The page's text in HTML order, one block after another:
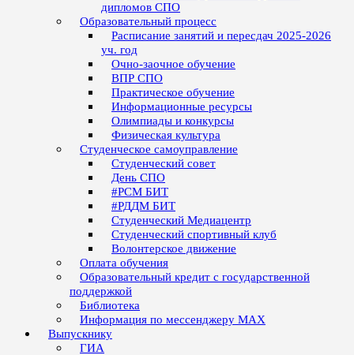
дипломов СПО
Образовательный процесс
Расписание занятий и пересдач 2025-2026
уч. год
Очно-заочное обучение
ВПР СПО
Практическое обучение
Информационные ресурсы
Олимпиады и конкурсы
Физическая культура
Студенческое самоуправление
Студенческий совет
День СПО
#РСМ БИТ
#РДДМ БИТ
Студенческий Медиацентр
Студенческий спортивный клуб
Волонтерское движение
Оплата обучения
Образовательный кредит с государственной
поддержкой
Библиотека
Информация по мессенджеру MAX
Выпускнику
ГИА